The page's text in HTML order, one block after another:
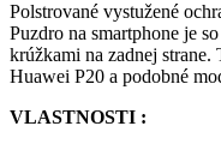
Polstrované vystužené
Puzdro na smartphone je
krúžkami na zadnej strane.
Huawei P20 a podobné
VLASTNOSTI :